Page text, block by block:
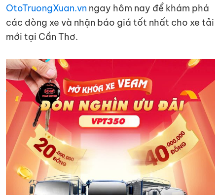
OtoTruongXuan.vn ngay hôm nay để khám phá
các dòng xe và nhận báo giá tốt nhất cho xe tải
mới tại Cần Thơ.